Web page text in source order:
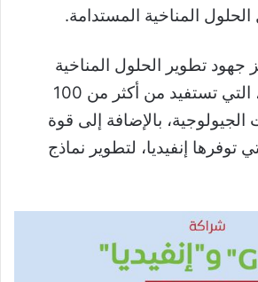
المناخية المستدامة.
جهود تطوير الحلول المناخية
والجوية المخصصة، التي تستفيد من أكثر من 100
الجيولوجية، بالإضافة إلى قوة
توفرها إنفيديا، لتطوير نماذج